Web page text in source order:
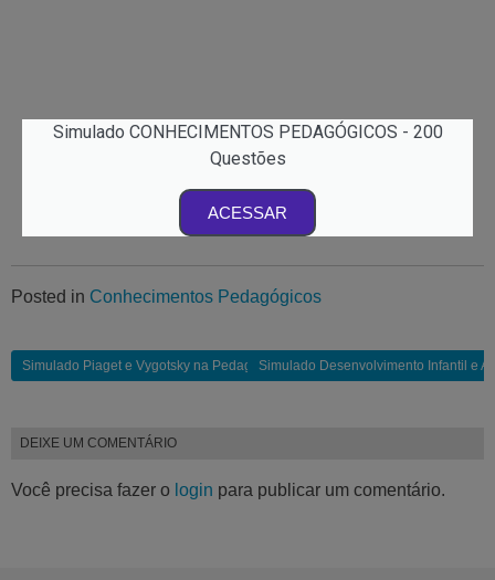
Simulado CONHECIMENTOS PEDAGÓGICOS - 200
Questões
ACESSAR
Posted in Conhecimentos Pedagógicos
Simulado Piaget e Vygotsky na Pedagogia… | 1 pdf para baixar
Simulado Desenvolvimento Infantil e
DEIXE UM COMENTÁRIO
Você precisa fazer o login para publicar um comentário.